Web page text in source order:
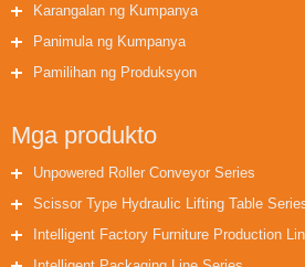
Karangalan ng Kumpanya
Panimula ng Kumpanya
Pamilihan ng Produksyon
Mga produkto
Unpowered Roller Conveyor Series
Scissor Type Hydraulic Lifting Table
Intelligent Factory Furniture Production